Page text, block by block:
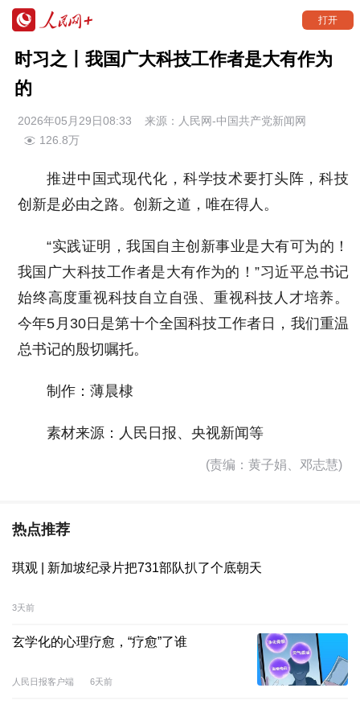
打开
时习之丨我国广大科技工作者是大有作为
的
2026年05月29日08:33 来源： 人民网-中国共产党新闻网
126.8万
推进中国式现代化，科学技术要打头阵，科技
创新是必由之路。创新之道，唯在得人。
“实践证明，我国自主创新事业是大有可为的！
我国广大科技工作者是大有作为的！”习近平总书记
始终高度重视科技自立自强、重视科技人才培养。
今年5月30日是第十个全国科技工作者日，我们重温
总书记的殷切嘱托。
制作：薄晨棣
素材来源：人民日报、央视新闻等
(责编：黄子娟、邓志慧)
热点推荐
琪观 | 新加坡纪录片把731部队扒了个底朝天
3天前
玄学化的心理疗愈，“疗愈”了谁
人民日报客户端 6天前